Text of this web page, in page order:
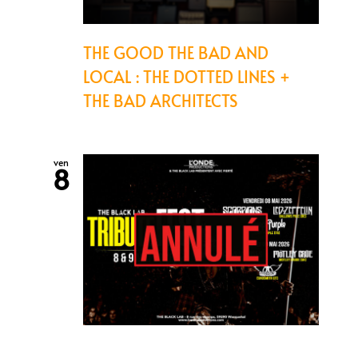
THE GOOD THE BAD AND
LOCAL : THE DOTTED LINES +
THE BAD ARCHITECTS
ven
8